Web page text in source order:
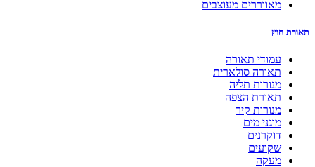
מאווררים מעוצבים
תאורת חוץ
עמודי תאורה
תאורה סולארית
מנורות תליה
תאורת הצפה
מנורות קיר
מוגני מים
דוקרנים
שקועים
מעקה